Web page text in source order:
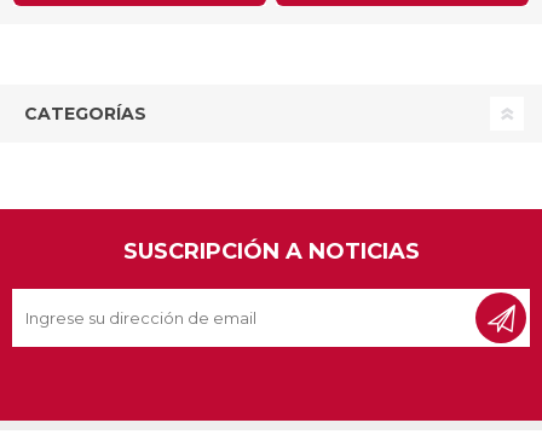
CATEGORÍAS
SUSCRIPCIÓN A NOTICIAS